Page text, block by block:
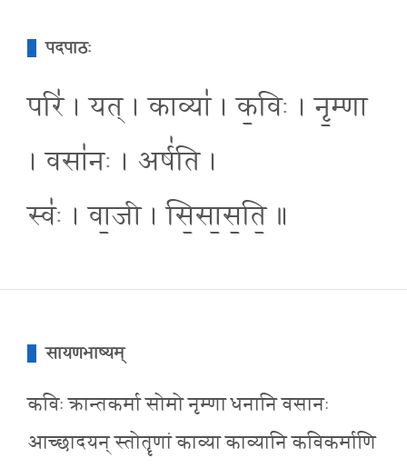
पदपाठः
परि॑ । यत् । काव्या॑ । क॒विः । नृ॒म्णा
। वसा॑नः । अर्ष॑ति ।
स्वः॑ । वा॒जी । सि॒सा॒स॒ति॒ ॥
सायणभाष्यम्
कविः क्रान्तकर्मा सोमो नृम्णा धनानि वसानः
आच्छादयन् स्तोतॄणां काव्या काव्यानि कविकर्माणि